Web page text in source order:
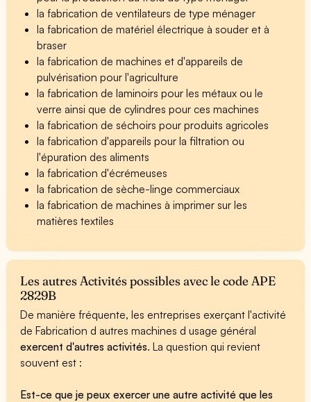
la fabrication de ventilateurs de type ménager
la fabrication de matériel électrique à souder et à
braser
la fabrication de machines et d'appareils de
pulvérisation pour l'agriculture
la fabrication de laminoirs pour les métaux ou le
verre ainsi que de cylindres pour ces machines
la fabrication de séchoirs pour produits agricoles
la fabrication d'appareils pour la filtration ou
l'épuration des aliments
la fabrication d'écrémeuses
la fabrication de sèche-linge commerciaux
la fabrication de machines à imprimer sur les
matières textiles
Les autres Activités possibles avec le code APE
2829B
De manière fréquente, les entreprises exerçant l'activité
de Fabrication d autres machines d usage général
exercent d'autres activités. La question qui revient
souvent est :
Est-ce que je peux exercer une autre activité que les